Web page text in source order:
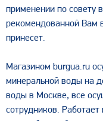
применении по совету
рекомендованной Вам
принесет.
Магазином burgua.ru
минеральной воды на
воды в Москве, все
сотрудников.